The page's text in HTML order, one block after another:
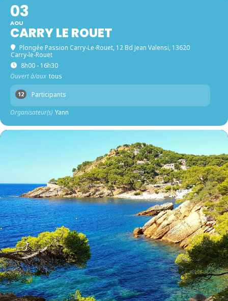
03
AOU
CARRY LE ROUET
Plongée Passion Carry-Le-Rouet, 12 Bd Jean Valensi, 13620
Carry-le-Rouet
8h00 - 16h30
Ouvert à/aux tous
12 Participants
Organisateur(s) Yann